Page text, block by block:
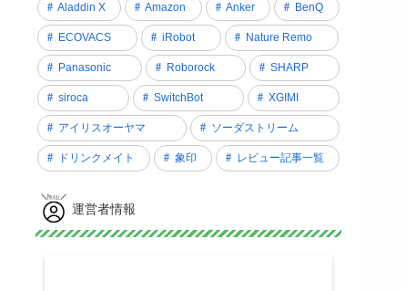
Aladdin X Amazon Anker BenQ
ECOVACS iRobot Nature Remo
Panasonic Roborock SHARP
siroca SwitchBot XGIMI
アイリスオーヤマ ソーダストリーム
ドリンクメイト 象印 レビュー記事一覧
運営者情報